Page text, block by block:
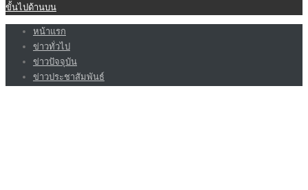
ขั้นไปด้านบน
หน้าแรก
ข่าวทั่วไป
ข่าวปัจจุบัน
ข่าวประชาสัมพันธ์